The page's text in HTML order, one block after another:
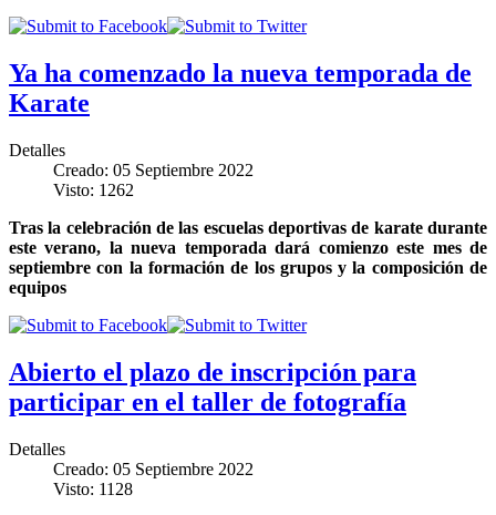
Ya ha comenzado la nueva temporada de
Karate
Detalles
Creado: 05 Septiembre 2022
Visto: 1262
Tras la celebración de las escuelas deportivas de karate durante
este verano, la nueva temporada dará comienzo este mes de
septiembre con la formación de los grupos y la composición de
equipos
Abierto el plazo de inscripción para
participar en el taller de fotografía
Detalles
Creado: 05 Septiembre 2022
Visto: 1128